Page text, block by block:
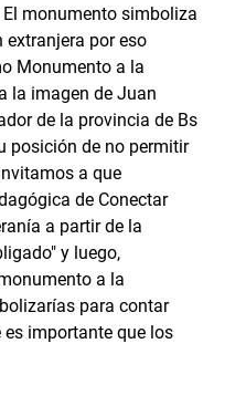
monumento simboliza
por eso
Monumento a la
la imagen de Juan
de la provincia de Bs
posición de no permitir
a que
de Conectar
a partir de la
y luego,
a la
para contar
es importante que los